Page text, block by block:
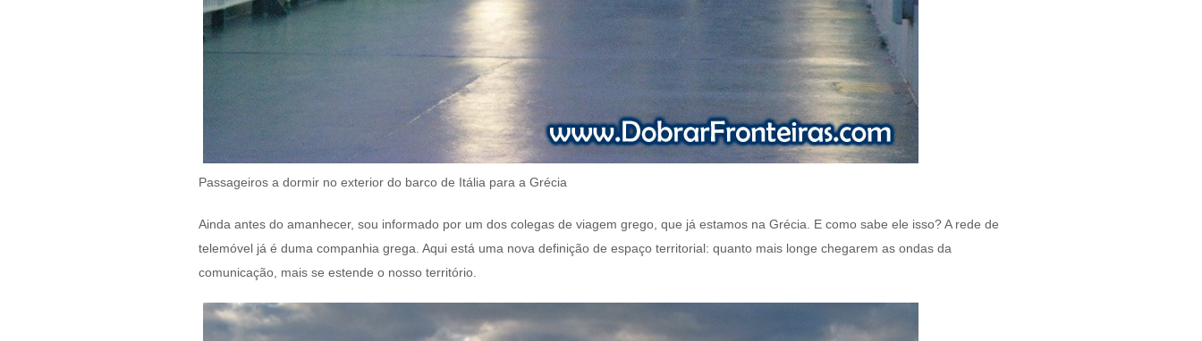
Passageiros a dormir no exterior do barco de Itália para a Grécia
Ainda antes do amanhecer, sou informado por um dos colegas de viagem grego, que já estamos na Grécia. E como sabe ele isso? A rede de
telemóvel já é duma companhia grega. Aqui está uma nova definição de espaço territorial: quanto mais longe chegarem as ondas da
comunicação, mais se estende o nosso território.